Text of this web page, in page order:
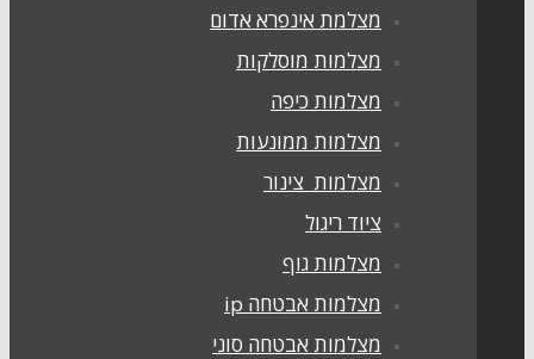
מצלמת אינפרא אדום
מצלמות מוסלקות
מצלמות כיפה
מצלמות ממונעות
מצלמות צינור
ציוד ריגול
מצלמות גוף
מצלמות אבטחה ip
מצלמות אבטחה סוני